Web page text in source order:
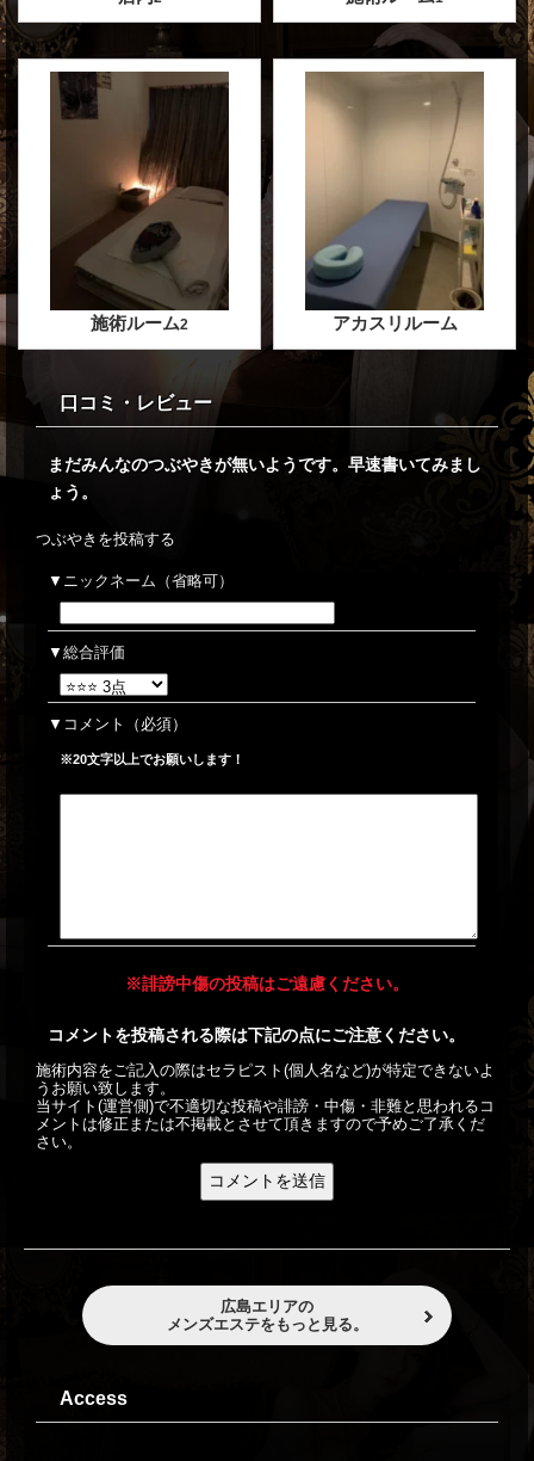
施術ルーム2 アカスリルーム
口コミ・レビュー
まだみんなのつぶやきが無いようです。早速書いてみまし
ょう。
つぶやきを投稿する
ニックネーム（省略可）
総合評価
コメント （必須）
※20文字以上でお願いします！
※誹謗中傷の投稿はご遠慮ください。
コメントを投稿される際は下記の点にご注意ください。
施術内容をご記入の際はセラピスト(個人名など)が特定できないよ
うお願い致します。
当サイト(運営側)で不適切な投稿や誹謗・中傷・非難と思われるコ
メントは修正または不掲載とさせて頂きますので予めご了承くだ
さい。
広島エリアの
メンズエステをもっと見る。
Access